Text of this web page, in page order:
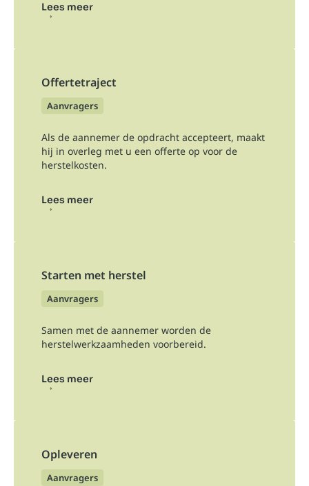
Lees meer
Offertetraject
Aanvragers
Als de aannemer de opdracht accepteert, maakt
hij in overleg met u een offerte op voor de
herstelkosten.
Lees meer
Starten met herstel
Aanvragers
Samen met de aannemer worden de
herstelwerkzaamheden voorbereid.
Lees meer
Opleveren
Aanvragers